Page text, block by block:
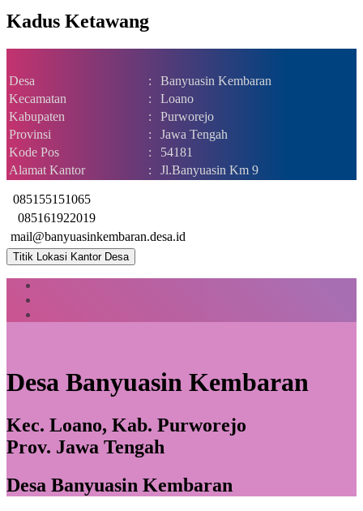
Kadus Ketawang
Desa :
Banyuasin Kembaran
Kecamatan
:
Loano
Kabupaten
:
Purworejo
Provinsi
:
Jawa Tengah
Kode Pos
:
54181
Alamat Kantor
: Jl.Banyuasin Km 9
085155151065
085161922019
mail@banyuasinkembaran.desa.id
Titik Lokasi Kantor Desa
Desa Banyuasin Kembaran
Kec. Loano, Kab. Purworejo
Prov. Jawa Tengah
Desa Banyuasin Kembaran